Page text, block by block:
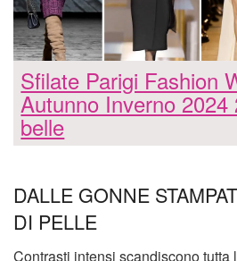
Sfilate Parigi Fashion
Autunno Inverno 2024
belle
DALLE GONNE
DI PELLE
Contrasti intensi scandiscono tutta